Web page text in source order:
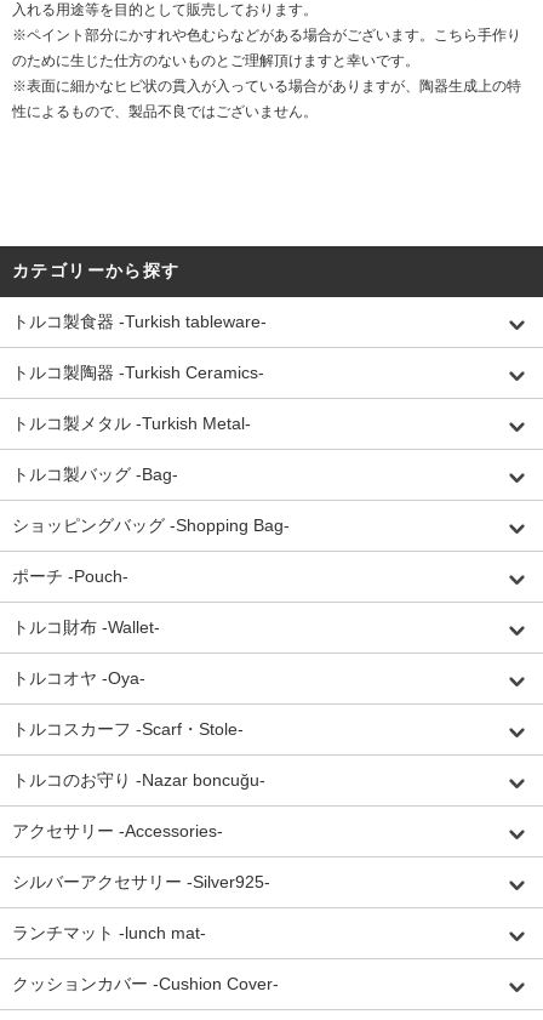
入れる用途等を目的として販売しております。
※ペイント部分にかすれや色むらなどがある場合がございます。こちら手作り
のために生じた仕方のないものとご理解頂けますと幸いです。
※表面に細かなヒビ状の貫入が入っている場合がありますが、陶器生成上の特
性によるもので、製品不良ではございません。
カテゴリーから探す
トルコ製食器 -Turkish tableware-
トルコ製陶器 -Turkish Ceramics-
トルコ製メタル -Turkish Metal-
トルコ製バッグ -Bag-
ショッピングバッグ -Shopping Bag-
ポーチ -Pouch-
トルコ財布 -Wallet-
トルコオヤ -Oya-
トルコスカーフ -Scarf・Stole-
トルコのお守り -Nazar boncuğu-
アクセサリー -Accessories-
シルバーアクセサリー -Silver925-
ランチマット -lunch mat-
クッションカバー -Cushion Cover-